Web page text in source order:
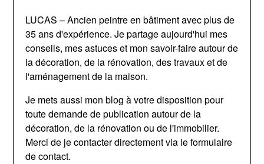
LUCAS – Ancien peintre en bâtiment avec plus de
35 ans d'expérience. Je partage aujourd'hui mes
conseils, mes astuces et mon savoir-faire autour de
la décoration, de la rénovation, des travaux et de
l'aménagement de la maison.
Je mets aussi mon blog à votre disposition pour
toute demande de publication autour de la
décoration, de la rénovation ou de l'immobilier.
Merci de je contacter directement via le formulaire
de contact.